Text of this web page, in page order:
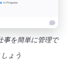
事を簡単に管理で
ょう